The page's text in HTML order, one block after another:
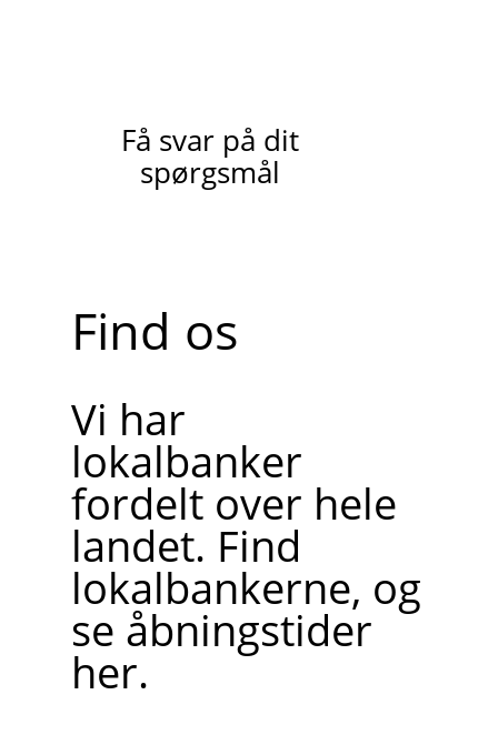
Få svar på dit
spørgsmål
Find os
Vi har
lokalbanker
fordelt over hele
landet. Find
lokalbankerne, og
se åbningstider
her.